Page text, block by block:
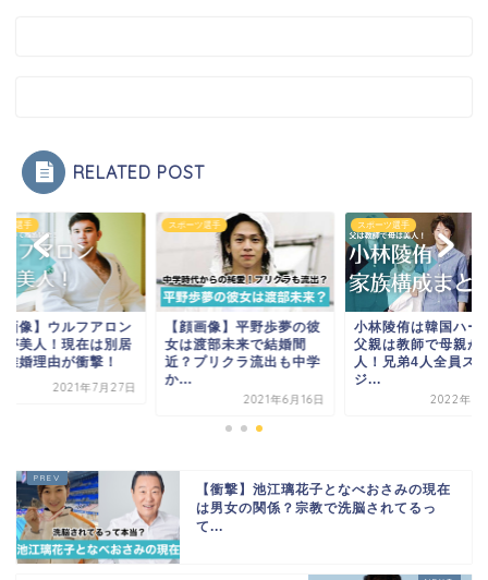
RELATED POST
ツ選手
画像】平野歩夢の彼
渡部未来で結婚間
プリクラ流出も中学
スポーツ選手
小林陵侑は韓国ハーフ？
父親は教師で母親が美
人！兄弟4人全員スキー
ジ...
2022年2月11日
スポーツ選手
【顔画像】ウルフア
の嫁が美人！現在は
中で離婚理由が衝撃
【衝撃】池江璃花子となべおさみの現在
は男女の関係？宗教で洗脳されてるっ
て...